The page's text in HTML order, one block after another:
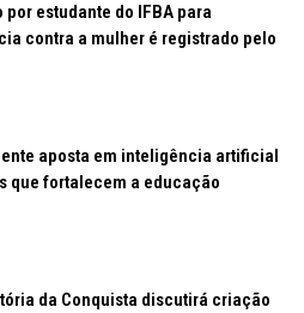
estudante do IFBA para
contra a mulher é registrado pelo
aposta em inteligência artificial
que fortalecem a educação
da Conquista discutirá criação